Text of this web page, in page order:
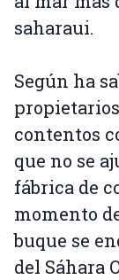
saharaui.
Según ha
contentos
que no se
fábrica de
momento
buque se
del Sáhara